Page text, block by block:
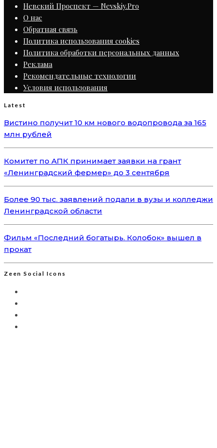
Невский Проспект — Nevskiy.Pro
О нас
Обратная связь
Политика использования cookies
Политика обработки персональных данных
Реклама
Рекомендательные технологии
Условия использования
Latest
Вистино получит 10 км нового водопровода за 165
млн рублей
Комитет по АПК принимает заявки на грант
«Ленинградский фермер» до 3 сентября
Более 90 тыс. заявлений подали в вузы и колледжи
Ленинградской области
Фильм «Последний богатырь. Колобок» вышел в
прокат
Zeen Social Icons